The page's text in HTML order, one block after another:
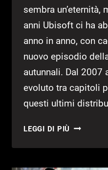
sembra un’eternità,
anni Ubisoft ci ha
anno in anno, con
nuovo episodio
autunnali. Dal 2007
evoluto tra capitoli
questi ultimi
LEGGI DI PIÙ
CIÒ